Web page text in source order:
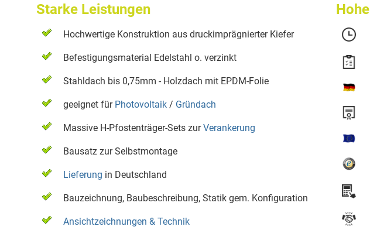
Starke Leistungen
Hochwertige Konstruktion aus druckimprägnierter Kiefer
Befestigungsmaterial Edelstahl o. verzinkt
Stahldach bis 0,75mm - Holzdach mit EPDM-Folie
geeignet für Photovoltaik / Gründach
Massive H-Pfostenträger-Sets zurVerankerung
Bausatz zur Selbstmontage
Lieferung in Deutschland
Bauzeichnung, Baubeschreibung, Statik gem. Konfiguration
Ansichtzeichnungen & Technik